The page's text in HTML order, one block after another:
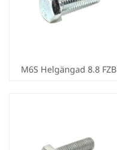
M6S Helgängad 8.8 FZB